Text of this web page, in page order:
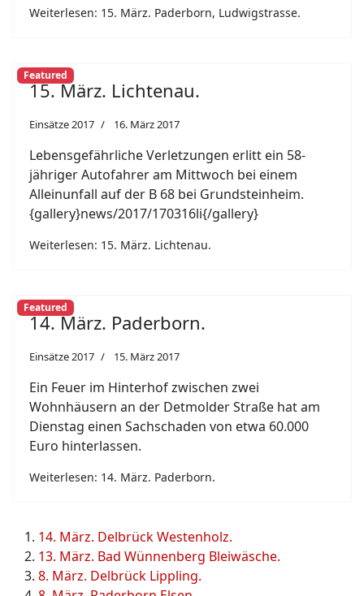
Weiterlesen: 15. März. Paderborn, Ludwigstrasse.
Featured
15. März. Lichtenau.
Einsätze 2017 16. März 2017
Lebensgefährliche Verletzungen erlitt ein 58-
jähriger Autofahrer am Mittwoch bei einem
Alleinunfall auf der B 68 bei Grundsteinheim.
{gallery}news/2017/170316li{/gallery}
Weiterlesen: 15. März. Lichtenau.
Featured
14. März. Paderborn.
Einsätze 2017 15. März 2017
Ein Feuer im Hinterhof zwischen zwei
Wohnhäusern an der Detmolder Straße hat am
Dienstag einen Sachschaden von etwa 60.000
Euro hinterlassen.
Weiterlesen: 14. März. Paderborn.
14. März. Delbrück Westenholz.
13. März. Bad Wünnenberg Bleiwäsche.
8. März. Delbrück Lippling.